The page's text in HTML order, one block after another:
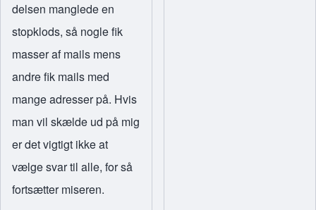
delsen manglede en
stopklods, så nogle fik
masser af mails mens
andre fik mails med
mange adresser på. Hvis
man vil skælde ud på mig
er det vigtigt ikke at
vælge svar til alle, for så
fortsætter miseren.